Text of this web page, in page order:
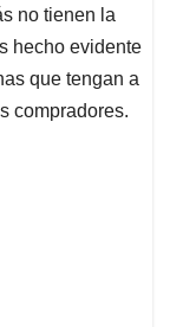
no tienen la
hecho evidente
que tengan a
compradores.